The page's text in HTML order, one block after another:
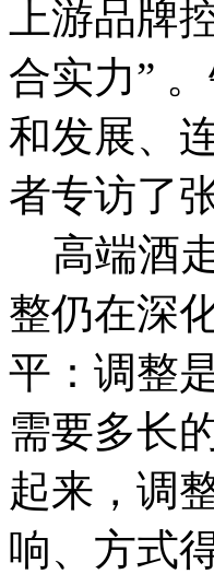
上游品牌
合实力”
和发展、
者专访了
高端酒
整仍在深
平：调整
需要多长
起来，调
响、方式